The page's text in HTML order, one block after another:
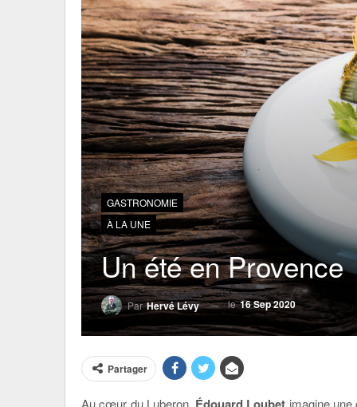
GASTRONOMIE
À LA UNE
Un été en Provence
ParHervé Lévy le16 Sep 2020
Partager
Au cœur du Luberon,
imagine